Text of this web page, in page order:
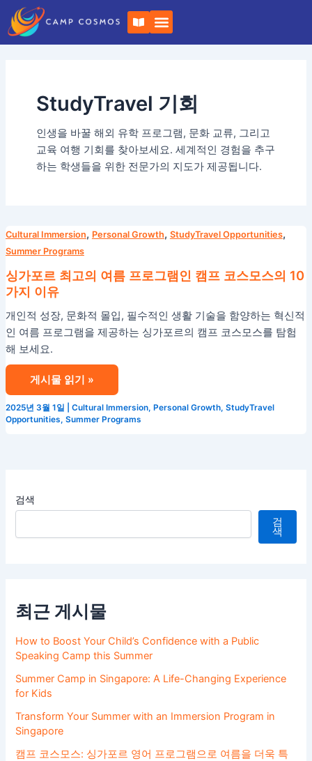
책
이
펼
쳐
StudyTravel 기회
인생을 바꿀 해외 유학 프로그램, 문화 교류, 그리고
교육 여행 기회를 찾아보세요. 세계적인 경험을 추구
하는 학생들을 위한 전문가의 지도가 제공됩니다.
Cultural Immersion, Personal Growth, StudyTravel Opportunities,
Summer Programs
싱가포르 최고의 여름 프로그램인 캠프 코스모스의 10
가지 이유
개인적 성장, 문화적 몰입, 필수적인 생활 기술을 함양하는 혁신적
인 여름 프로그램을 제공하는 싱가포르의 캠프 코스모스를 탐험
해 보세요.
싱
가
르
고
의
여
름
프
로
그
코
모
가
지
유
게시물 읽기 »
2025년 3월 1일 Cultural Immersion, Personal Growth, StudyTravel
Opportunities, Summer Programs
검색
검
색
최근 게시물
How to Boost Your Child’s Confidence with a Public
Speaking Camp this Summer
Summer Camp in Singapore: A Life-Changing Experience
for Kids
Transform Your Summer with an Immersion Program in
Singapore
캠프 코스모스: 싱가포르 영어 프로그램으로 여름을 더욱 특